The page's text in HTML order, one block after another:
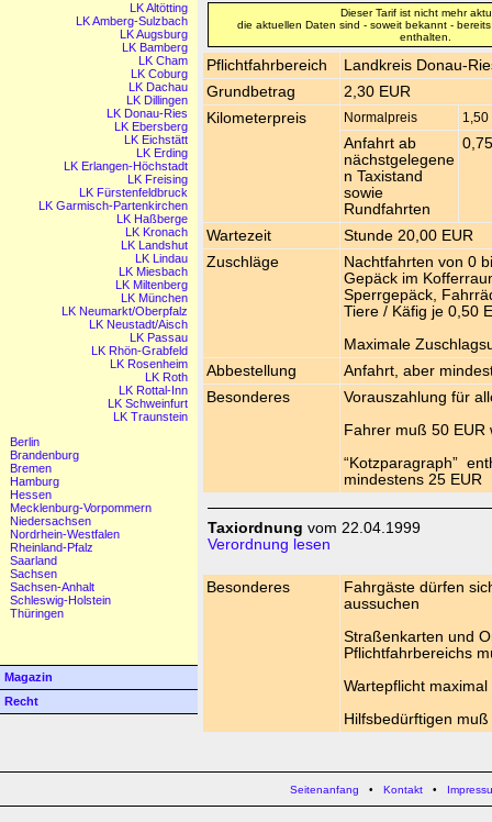
LK Altötting
LK Amberg-Sulzbach
LK Augsburg
LK Bamberg
LK Cham
LK Coburg
LK Dachau
LK Dillingen
LK Donau-Ries
LK Ebersberg
LK Eichstätt
LK Erding
LK Erlangen-Höchstadt
LK Freising
LK Fürstenfeldbruck
LK Garmisch-Partenkirchen
LK Haßberge
LK Kronach
LK Landshut
LK Lindau
LK Miesbach
LK Miltenberg
LK München
LK Neumarkt/Oberpfalz
LK Neustadt/Aisch
LK Passau
LK Rhön-Grabfeld
LK Rosenheim
LK Roth
LK Rottal-Inn
LK Schweinfurt
LK Traunstein
Berlin
Brandenburg
Bremen
Hamburg
Hessen
Mecklenburg-Vorpommern
Niedersachsen
Nordrhein-Westfalen
Rheinland-Pfalz
Saarland
Sachsen
Sachsen-Anhalt
Schleswig-Holstein
Thüringen
Magazin
Recht
Dieser Tarif ist nicht mehr
die aktuellen Daten sind - soweit bekannt -
enthalten.
Pflichtfahrbereich
Landkreis Donau-
Grundbetrag
2,30 EUR
Kilometerpreis
Normalpreis 1,50
Anfahrt ab
nächstgelegene
n Taxistand
sowie
Rundfahrten
Wartezeit
Stunde 20,00 EUR
Zuschläge
Nachtfahrten von 0
Gepäck im
Sperrgepäck,
Tiere / Käfig je 0,50
Maximale
Abbestellung
Anfahrt, aber
Besonderes
Vorauszahlung für
Fahrer muß 50 EUR
“Kotzparagraph”
mindestens 25 EUR
Taxiordnung vom 22.04.1999
Verordnung lesen
Besonderes
Fahrgäste dürfen
aussuchen
Straßenkarten und
Pflichtfahrbereichs
Wartepflicht
Hilfsbedürftigen
Seitenanfang • Kontakt•